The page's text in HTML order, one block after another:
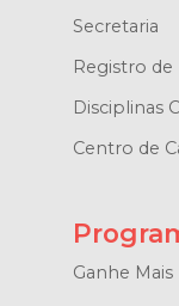
Secretaria
Registro
Disciplinas
Centro de
Ganhe Mais